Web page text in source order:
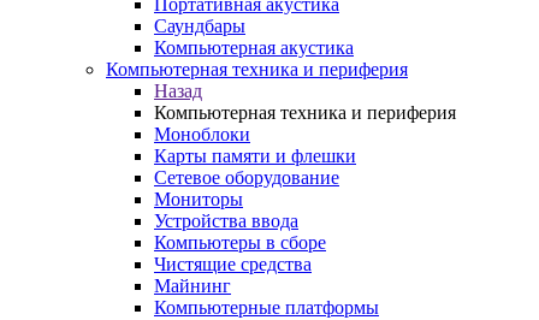
Портативная акустика
Саундбары
Компьютерная акустика
Компьютерная техника и периферия
Назад
Компьютерная техника и периферия
Моноблоки
Карты памяти и флешки
Сетевое оборудование
Мониторы
Устройства ввода
Компьютеры в сборе
Чистящие средства
Майнинг
Компьютерные платформы